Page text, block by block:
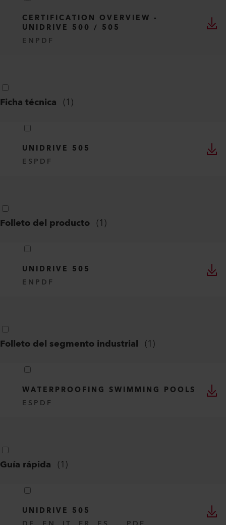
CERTIFICATION OVERVIEW -
UNIDRIVE 500 / 505
EN PDF
Ficha técnica (1)
UNIDRIVE 505
ES PDF
Folleto del producto (1)
UNIDRIVE 505
EN PDF
Folleto del segmento industrial (1)
WATERPROOFING SWIMMING POOLS
ES PDF
Guía rápida (1)
UNIDRIVE 505